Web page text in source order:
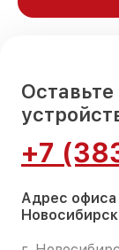
+7
Адрес офиса